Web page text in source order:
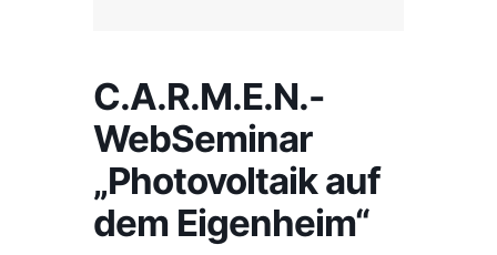
C.A.R.M.E.N.-
WebSeminar
„Photovoltaik auf
dem Eigenheim“